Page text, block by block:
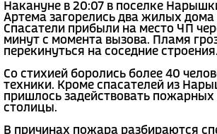
Накануне в 20:07 в поселке
Артема загорелись два жилых дома
Спасатели прибыли на место ЧП
минут с момента вызова. Пламя
перекинуться на соседние строения.
Со стихией боролись более 40
техники. Кроме спасателей из
пришлось задействовать пожарных
столицы.
В причинах пожара разбираются